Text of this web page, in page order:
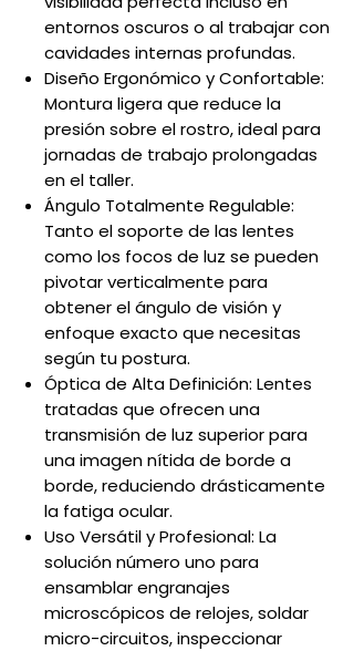
entornos oscuros o al trabajar con
cavidades internas profundas.
Diseño Ergonómico y Confortable:
Montura ligera que reduce la
presión sobre el rostro, ideal para
jornadas de trabajo prolongadas
en el taller.
Ángulo Totalmente Regulable:
Tanto el soporte de las lentes
como los focos de luz se pueden
pivotar verticalmente para
obtener el ángulo de visión y
enfoque exacto que necesitas
según tu postura.
Óptica de Alta Definición: Lentes
tratadas que ofrecen una
transmisión de luz superior para
una imagen nítida de borde a
borde, reduciendo drásticamente
la fatiga ocular.
Uso Versátil y Profesional: La
solución número uno para
ensamblar engranajes
microscópicos de relojes, soldar
micro-circuitos, inspeccionar